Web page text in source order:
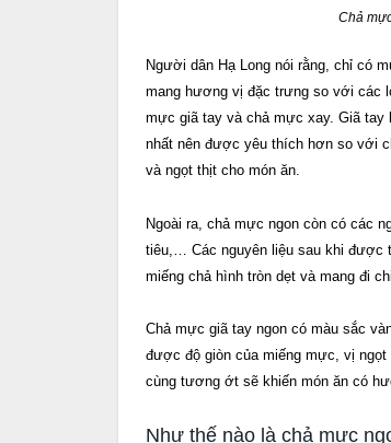
Chả
Người dân Hạ Long nói rằng, chỉ có
mang hương vị đặc trưng so với các
mực giã tay và chả mực xay. Giã tay
nhất nên được yêu thích hơn so với
và ngọt thịt cho món ăn.
Ngoài ra, chả mực ngon còn có các
tiêu,… Các nguyên liệu sau khi được
miếng chả hình tròn dẹt và mang đi
Chả mực giã tay ngon có màu sắc
được độ giòn của miếng mực, vị
cùng tương ớt sẽ khiến món ăn có
Như thế nào là chả mực